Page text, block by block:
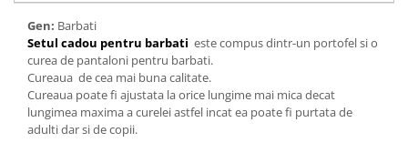
Cadouri pentru Doctori
Cadouri pentru Sfânta Maria
Martisoare
Gen: Barbati
Setul cadou pentru barbati este compus dintr-un portofel si o
curea de pantaloni pentru barbati.
Cureaua de cea mai buna calitate.
Cureaua poate fi ajustata la orice lungime mai mica decat
lungimea maxima a curelei astfel incat ea poate fi purtata de
adulti dar si de copii.